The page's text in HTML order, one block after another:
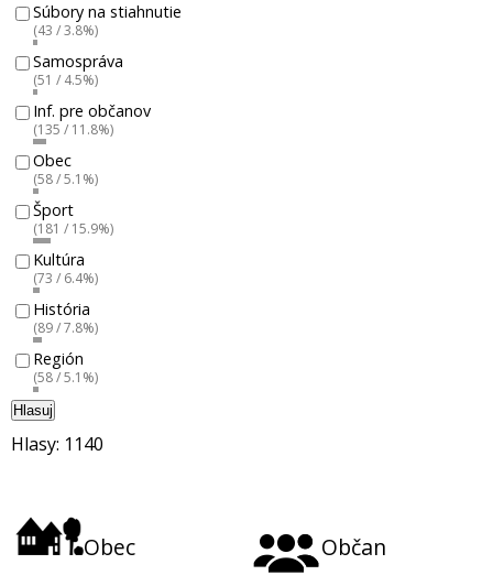
Súbory na stiahnutie
(43 / 3.8%)
Samospráva
(51 / 4.5%)
Inf. pre občanov
(135 / 11.8%)
Obec
(58 / 5.1%)
Šport
(181 / 15.9%)
Kultúra
(73 / 6.4%)
História
(89 / 7.8%)
Región
(58 / 5.1%)
Hlasuj
Hlasy: 1140
Obec Občan